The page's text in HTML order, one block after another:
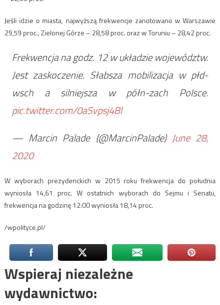
Jeśli idzie o miasta, najwyższą frekwencje zanotowano w Warszawie
29,59 proc., Zielonej Górze – 28,58 proc. oraz w Toruniu – 28,42 proc.
Frekwencja na godz. 12 w układzie województw.
Jest zaskoczenie. Słabsza mobilizacja w płd-
wsch a silniejsza w półn-zach Polsce.
pic.twitter.com/0aSvpsj4BI
— Marcin Palade (@MarcinPalade) June 28,
2020
W wyborach prezydenckich w 2015 roku frekwencja do południa
wyniosła 14,61 proc. W ostatnich wyborach do Sejmu i Senatu,
frekwencja na godzinę 12:00 wyniosła 18,14 proc.
/wpolityce.pl/
Wspieraj niezależne
wydawnictwo: